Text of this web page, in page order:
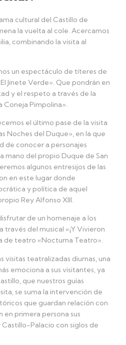
cultural del Castillo de
la vuelta al cole. Acercamos
combinando la visita al
un espectáculo de títeres de
Jinete Verde». Que pondrán en
y el respeto a través de la
Coneja Pimpolina».
el último pase de la visita
Noches del Duque», en la que
de conocer a personajes
mano del propio Duque de San
algunos entresijos de las
en este lugar donde
y política de aquel
Rey Alfonso XIII.
de un homenaje a los
través del musical «¡Y Vivieron
de teatro «Nocturna Teatro».
visitas teatralizadas diurnas, una
emociona a sus visitantes, ya
que nuestros guías
se suma la intervención de
que guardan relación con
primera persona sus
Palacio con siglos de